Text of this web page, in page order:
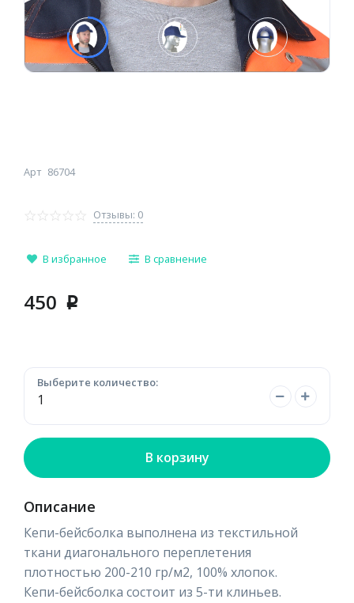
Арт 86704
Отзывы: 0
В избранное В сравнение
450 p
Выберите количество:
В корзину
Описание
Кепи-бейсболка выполнена из текстильной
ткани диагонального переплетения
плотностью 200-210 гр/м2, 100% хлопок.
Кепи-бейсболка состоит из 5-ти клиньев.